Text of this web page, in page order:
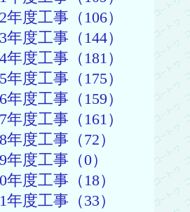
年度工事（106）
年度工事（144）
年度工事（181）
年度工事（175）
年度工事（159）
年度工事（161）
年度工事（72）
年度工事（0）
年度工事（18）
年度工事（33）